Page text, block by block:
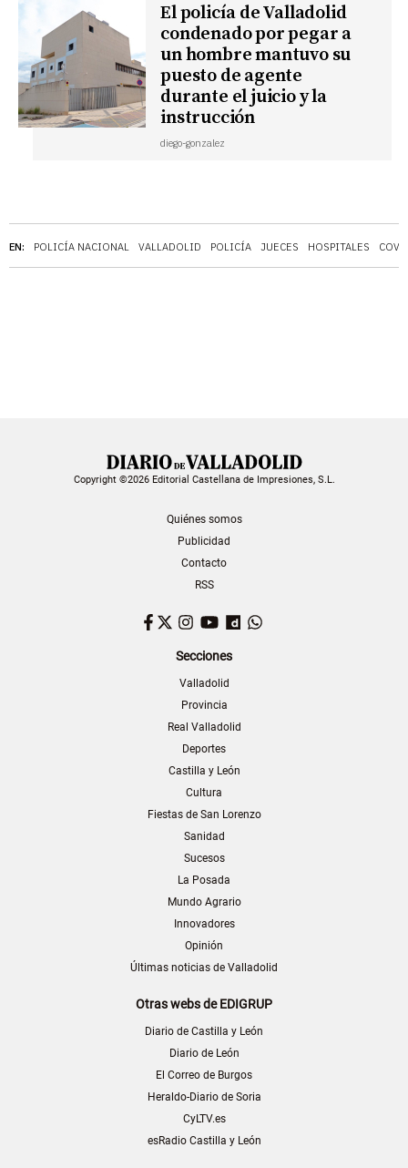
EN: POLICÍA NACIONAL VALLADOLID POLICÍA JUECES HOSPITALES
El policía de Valladolid
condenado por pegar a
un hombre mantuvo su
puesto de agente
durante el juicio y la
instrucción
diego-gonzalez
Copyright ©2026 Editorial Castellana de Impresiones, S.L.
Quiénes somos
Publicidad
Contacto
RSS
Facebook
TwitterInstagram
YouTubeDailymotion
Secciones
Valladolid
Provincia
Real Valladolid
Deportes
Castilla y León
Cultura
Fiestas de San Lorenzo
Sanidad
Sucesos
La Posada
Mundo Agrario
Innovadores
Opinión
Últimas noticias de Valladolid
Otras webs de EDIGRUP
Diario de Castilla y León
Diario de León
El Correo de Burgos
Heraldo-Diario de Soria
CyLTV.es
esRadio Castilla y León